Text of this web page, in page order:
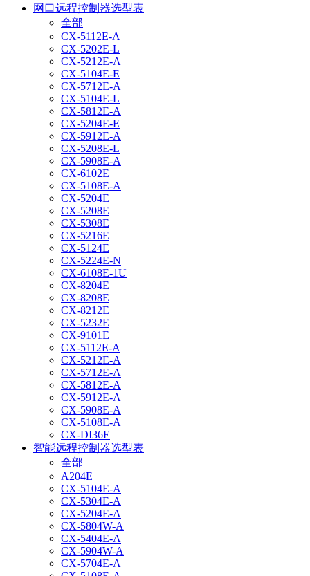
网口远程控制器选型表
全部
CX-5112E-A
CX-5202E-L
CX-5212E-A
CX-5104E-E
CX-5712E-A
CX-5104E-L
CX-5812E-A
CX-5204E-E
CX-5912E-A
CX-5208E-L
CX-5908E-A
CX-6102E
CX-5108E-A
CX-5204E
CX-5208E
CX-5308E
CX-5216E
CX-5124E
CX-5224E-N
CX-6108E-1U
CX-8204E
CX-8208E
CX-8212E
CX-5232E
CX-9101E
CX-5112E-A
CX-5212E-A
CX-5712E-A
CX-5812E-A
CX-5912E-A
CX-5908E-A
CX-5108E-A
CX-DI36E
智能远程控制器选型表
全部
A204E
CX-5104E-A
CX-5304E-A
CX-5204E-A
CX-5804W-A
CX-5404E-A
CX-5904W-A
CX-5704E-A